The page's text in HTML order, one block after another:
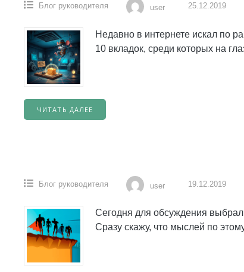
Блог руководителя user 25.12.2019
Недавно в интернете искал по
10 вкладок, среди которых на
ЧИТАТЬ ДАЛЕЕ
Блог руководителя user 19.12.2019
Сегодня для обсуждения выбрал
Сразу скажу, что мыслей по